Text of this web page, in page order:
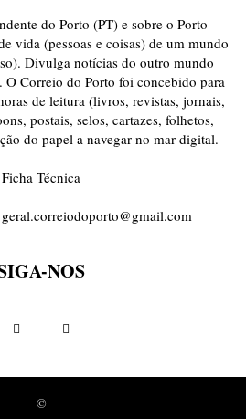
do Porto (PT) e sobre o Porto
vida (pessoas e coisas) de um mundo
Divulga notícias do outro mundo
O Correio do Porto foi concebido para
de leitura (livros, revistas, jornais,
postais, selos, cartazes, folhetos,
do papel a navegar no mar digital.
Ficha Técnica
geral.correiodoporto@gmail.com
NOS
©